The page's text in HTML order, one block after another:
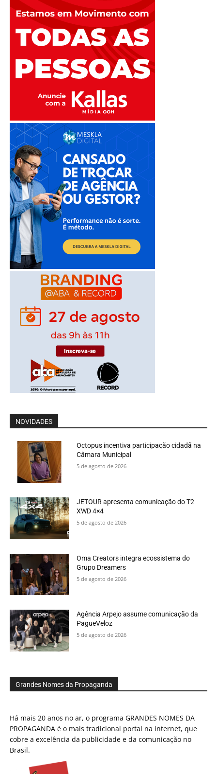
NOVIDADES
Octopus incentiva participação cidadã na
Câmara Municipal
5 de agosto de 2026
JETOUR apresenta comunicação do T2
XWD 4×4
5 de agosto de 2026
Oma Creators integra ecossistema do
Grupo Dreamers
5 de agosto de 2026
Agência Arpejo assume comunicação da
PagueVeloz
5 de agosto de 2026
Grandes Nomes da Propaganda
Há mais 20 anos no ar, o programa GRANDES NOMES DA
PROPAGANDA é o mais tradicional portal na internet, que
cobre a excelência da publicidade e da comunicação no
Brasil.